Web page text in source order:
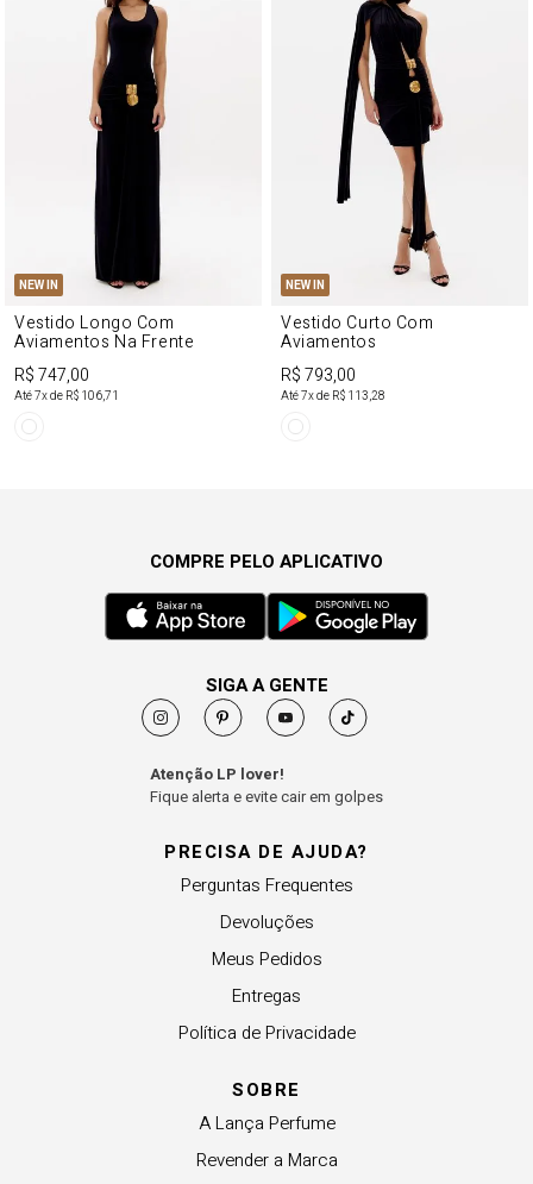
NEW IN
Vestido Longo Com
Aviamentos Na Frente
R$ 747,00
Até7x de R$ 106,71
NEW IN
Vestido Curto Com
Aviamentos
R$ 793,00
Até7x de R$ 113,28
PRECISA DE AJUDA?
Perguntas Frequentes
Devoluções
Meus Pedidos
Entregas
Política de Privacidade
SOBRE
A Lança Perfume
Revender a Marca
COMPRE PELO APLICATIVO
SIGA A GENTE
Atenção LP lover!
Fique alerta e evite cair em golpes